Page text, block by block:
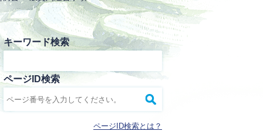
キーワード検索
ページID検索
ページID検索とは？